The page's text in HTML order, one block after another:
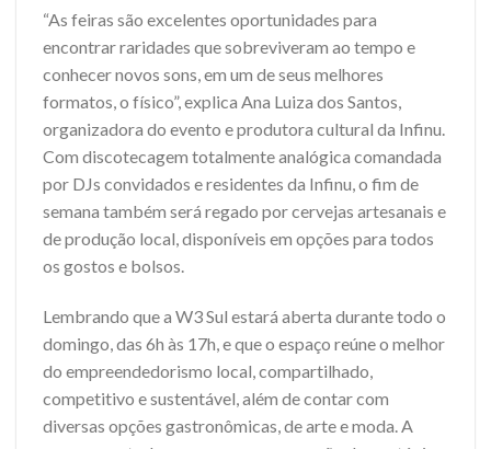
“As feiras são excelentes oportunidades para
encontrar raridades que sobreviveram ao tempo e
conhecer novos sons, em um de seus melhores
formatos, o físico”, explica Ana Luiza dos Santos,
organizadora do evento e produtora cultural da Infinu.
Com discotecagem totalmente analógica comandada
por DJs convidados e residentes da Infinu, o fim de
semana também será regado por cervejas artesanais e
de produção local, disponíveis em opções para todos
os gostos e bolsos.
Lembrando que a W3 Sul estará aberta durante todo o
domingo, das 6h às 17h, e que o espaço reúne o melhor
do empreendedorismo local, compartilhado,
competitivo e sustentável, além de contar com
diversas opções gastronômicas, de arte e moda. A